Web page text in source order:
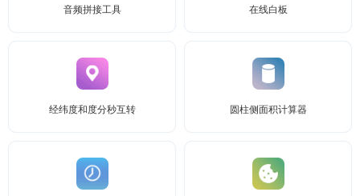
音频拼接工具 在线白板
经纬度和度分秒互转 圆柱侧面积计算器